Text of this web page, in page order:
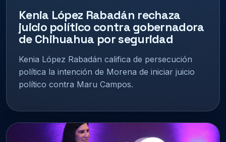
Kenia López Rabadán rechaza
juicio político contra gobernadora
de Chihuahua por seguridad
Kenia López Rabadán califica de persecución
política la intención de Morena de iniciar juicio
político contra Maru Campos.